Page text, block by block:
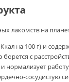
лакомств на
на 100 г) и
с
нормализует
сосудистую